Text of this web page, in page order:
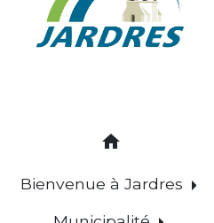
home
Bienvenue à Jardres